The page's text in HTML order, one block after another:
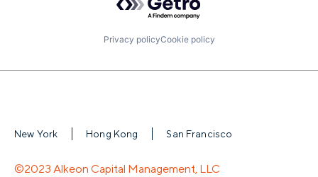
Privacy policyCookie policy
New York Hong Kong San Francisco
©2023 Alkeon Capital Management, LLC